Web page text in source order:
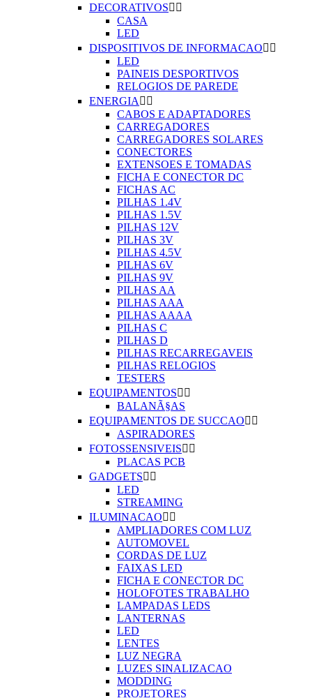
DECORATIVOS 
CASA
LED
DISPOSITIVOS DE INFORMACAO 
LED
PAINEIS DESPORTIVOS
RELOGIOS DE PAREDE
ENERGIA  
CABOS E ADAPTADORES
CARREGADORES
CARREGADORES SOLARES
CONECTORES
EXTENSOES E TOMADAS
FICHA E CONECTOR DC
FICHAS AC
PILHAS 1.4V
PILHAS 1.5V
PILHAS 12V
PILHAS 3V
PILHAS 4.5V
PILHAS 6V
PILHAS 9V
PILHAS AA
PILHAS AAA
PILHAS AAAA
PILHAS C
PILHAS D
PILHAS RECARREGAVEIS
PILHAS RELOGIOS
TESTERS
EQUIPAMENTOS 
BALANÃ§AS
EQUIPAMENTOS DE SUCCAO 
ASPIRADORES
FOTOSSENSIVEIS 
PLACAS PCB
GADGETS 
LED
STREAMING
ILUMINACAO 
AMPLIADORES COM LUZ
AUTOMOVEL
CORDAS DE LUZ
FAIXAS LED
FICHA E CONECTOR DC
HOLOFOTES TRABALHO
LAMPADAS LEDS
LANTERNAS
LED
LENTES
LUZ NEGRA
LUZES SINALIZACAO
MODDING
PROJETORES